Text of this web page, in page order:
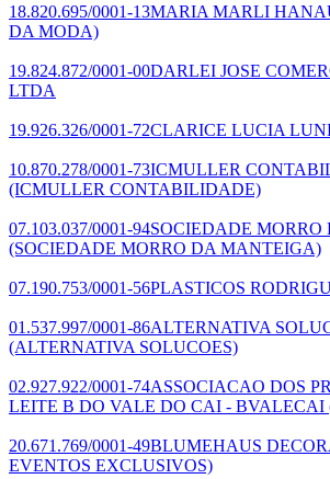
18.820.695/0001-13MARIA MARLI
DA MODA)
19.824.872/0001-00DARLEI JOSE
LTDA
19.926.326/0001-72CLARICE LUCIA
10.870.278/0001-73ICMULLER
(ICMULLER CONTABILIDADE)
07.103.037/0001-94SOCIEDADE
(SOCIEDADE MORRO DA MANTEIGA)
07.190.753/0001-56PLASTICOS
01.537.997/0001-86ALTERNATIVA
(ALTERNATIVA SOLUCOES)
02.927.922/0001-74ASSOCIACAO DOS
LEITE B DO VALE DO CAI - BVALECAI
20.671.769/0001-49BLUMEHAUS
EVENTOS EXCLUSIVOS)